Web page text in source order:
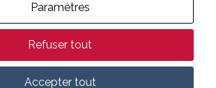
Mentions légales
Plan du site
Paramètres
Refuser tout
Accepter toutNécessaire